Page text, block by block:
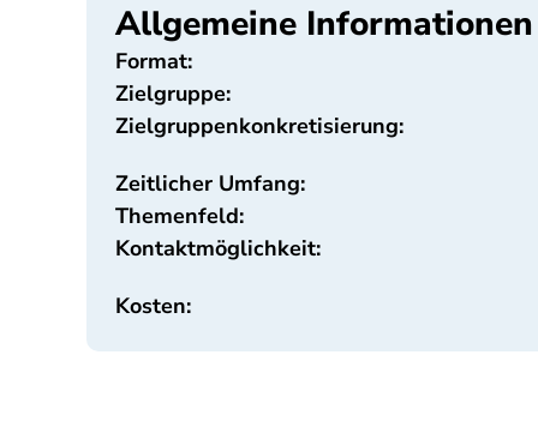
Allgemeine Informationen
Format:
Zielgruppe:
Zielgruppenkonkretisierung:
Zeitlicher Umfang:
Themenfeld:
Kontaktmöglichkeit:
Kosten: